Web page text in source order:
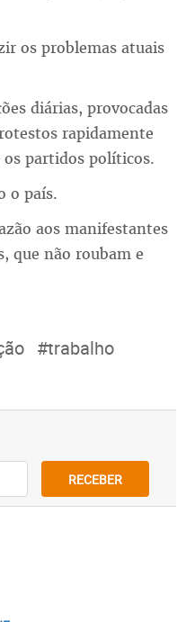
os problemas atuais
diárias, provocadas
rapidamente
partidos políticos.
o país.
aos manifestantes
que não roubam e
#trabalho
RECEBER